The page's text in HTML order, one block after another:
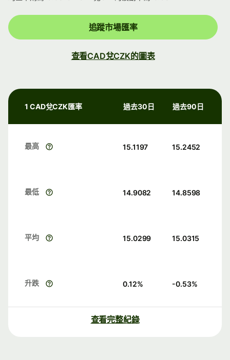
追蹤市場匯率
查看CAD兌CZK的圖表
1 CAD兌CZK匯率 過去30日 過去90日
最高 15.1197 15.2452
最低 14.9082 14.8598
平均 15.0299 15.0315
升跌 0.12% -0.53%
查看完整紀錄